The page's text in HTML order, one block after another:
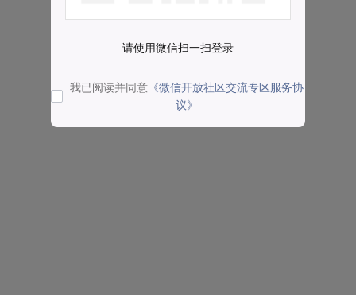
请使用微信扫一扫登录
我已阅读并同意 《微信开放社区交流专区服务协
议》